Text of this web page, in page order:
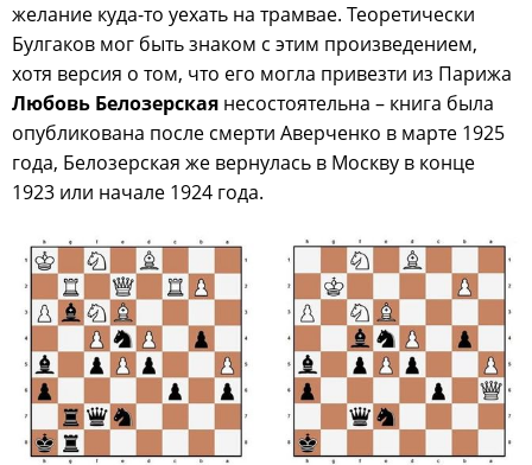
желание куда-то уехать на трамвае. Теоретически
Булгаков мог быть знаком с этим произведением,
хотя версия о том, что его могла привезти из Парижа
Любовь Белозерская несостоятельна – книга была
опубликована после смерти Аверченко в марте 1925
года, Белозерская же вернулась в Москву в конце
1923 или начале 1924 года.